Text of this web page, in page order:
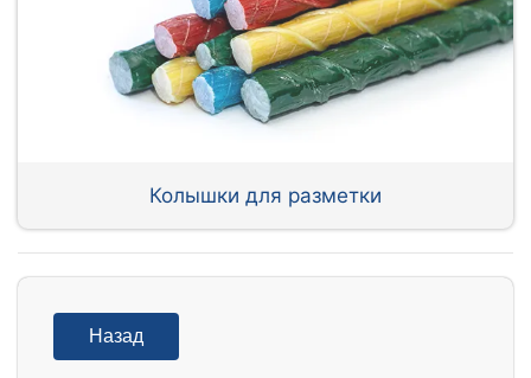
Колышки для разметки
Назад